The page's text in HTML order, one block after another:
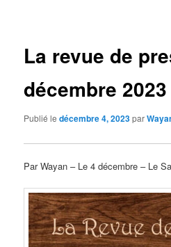
La revue de
décembre 2023
Publié ledécembre 4, 2023par
Par Wayan – Le 4 décembre – Le